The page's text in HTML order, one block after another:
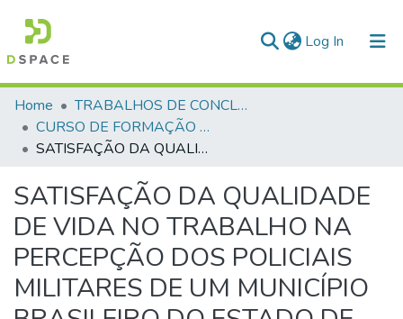
Log In (current)
Communities & Collections
All of DSpace
Home
TRABALHOS DE CONCLUSÃO DE CURSO - CFP (CURSO DE FORMAÇÃO DE PRAÇAS)
CURSO DE FORMAÇÃO DE PRAÇAS - CFP - 2018
SATISFAÇÃO DA QUALIDADE DE VIDA NO TRABALHO NA PERCEPÇÃO DOS POLICIAIS MILITARES DE UM MUNICÍPIO BRASILEIRO DO ESTADO DE GOIÁS
SATISFAÇÃO DA QUALIDADE
DE VIDA NO TRABALHO NA
PERCEPÇÃO DOS POLICIAIS
MILITARES DE UM MUNICÍPIO